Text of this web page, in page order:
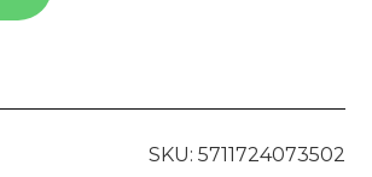
SKU: 5711724073502